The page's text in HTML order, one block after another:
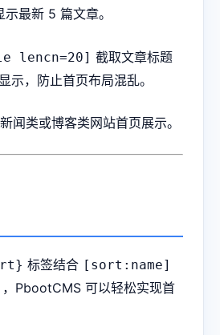
示最新 5 篇文章。
截取文章标题
示，防止首页布局混乱。
闻类或博客类网站首页展示。
标签结合 [sort:name]
，PbootCMS 可以轻松实现首